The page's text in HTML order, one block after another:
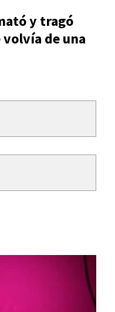
y tragó
de una